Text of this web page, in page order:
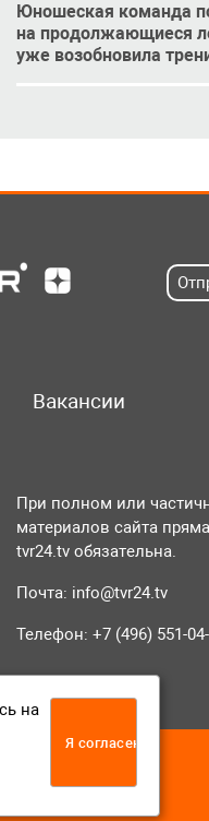
Юношеская команда
на продолжающиеся
уже возобновила
Вакансии
При полном или
материалов сайта
tvr24.tv обязательна.
Почта: info@tvr24.tv
Телефон: +7 (496) 551-
на
Я согласен